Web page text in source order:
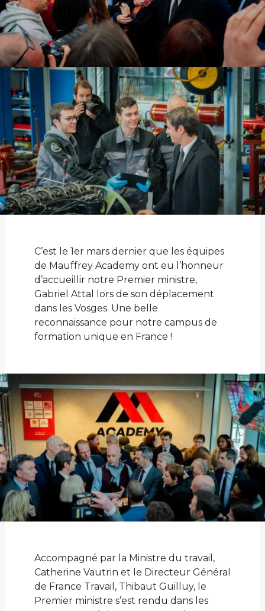
C’est le 1er mars dernier que les équipes
de Mauffrey Academy ont eu l’honneur
d’accueillir notre Premier ministre,
Gabriel Attal lors de son déplacement
dans les Vosges. Une belle
reconnaissance pour notre campus de
formation unique en France !
Accompagné par la Ministre du travail,
Catherine Vautrin et le Directeur Général
de France Travail, Thibaut Guilluy, le
Premier ministre s’est rendu dans les